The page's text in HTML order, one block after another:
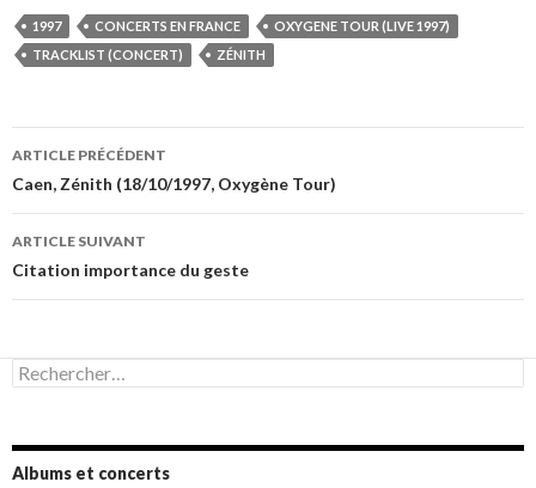
1997 CONCERTS EN FRANCE
OXYGENE TOUR (LIVE 1997)
TRACKLIST (CONCERT)
ZÉNITH
Navigation
des
articles
ARTICLE PRÉCÉDENT
Caen, Zénith (18/10/1997, Oxygène Tour)
ARTICLE SUIVANT
Citation importance du geste
Rechercher :
Albums et concerts